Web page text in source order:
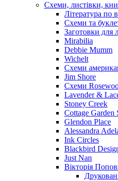
Схеми, листівки,
Література по
Схеми та
Заготовки для
Mirabilia
Debbie Mumm
Wichelt
Схеми
Jim Shore
Cхеми
Lavender &
Stoney Creek
Cottage Garden
Glendon Place
Alessandra
Ink Circles
Blackbird
Just Nan
Вікторія